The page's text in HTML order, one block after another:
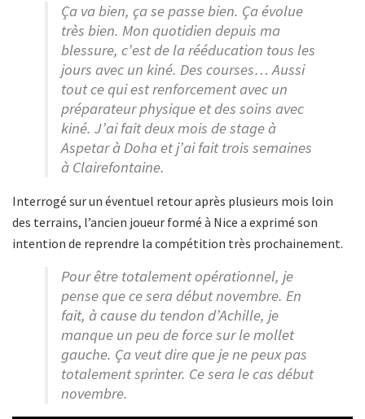
Ça va bien, ça se passe bien. Ça évolue
très bien. Mon quotidien depuis ma
blessure, c’est de la rééducation tous les
jours avec un kiné. Des courses… Aussi
tout ce qui est renforcement avec un
préparateur physique et des soins avec
kiné. J’ai fait deux mois de stage à
Aspetar à Doha et j’ai fait trois semaines
à Clairefontaine.
Interrogé sur un éventuel retour après plusieurs mois loin
des terrains, l’ancien joueur formé à Nice a exprimé son
intention de reprendre la compétition très prochainement.
Pour être totalement opérationnel, je
pense que ce sera début novembre. En
fait, à cause du tendon d’Achille, je
manque un peu de force sur le mollet
gauche. Ça veut dire que je ne peux pas
totalement sprinter. Ce sera le cas début
novembre.